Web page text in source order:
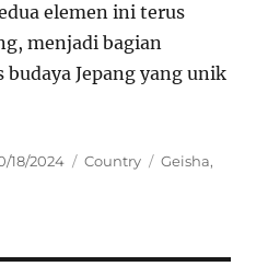
elemen ini terus
menjadi bagian
Jepang yang unik
18/2024 Categories
Country Tags
Geisha,